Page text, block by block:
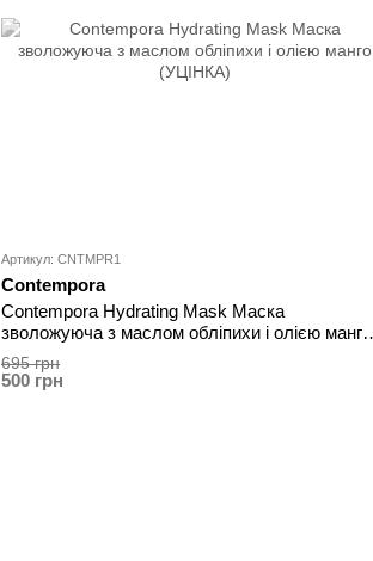
Артикул: CNTMPR1
Contempora
Contempora Hydrating Mask Маска
зволожуюча з маслом обліпихи і олією манго
(УЦІНКА)
695 грн
500 грн